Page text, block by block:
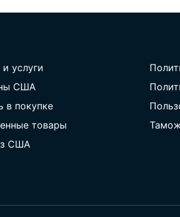
услуги
США
покупке
товары
США